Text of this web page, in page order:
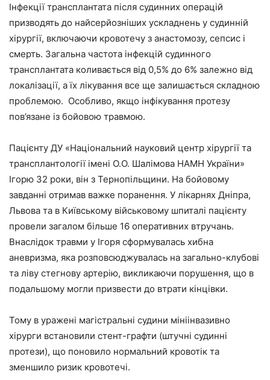
Інфекції трансплантата після судинних операцій
призводять до найсерйозніших ускладнень у судинній
хірургії, включаючи кровотечу з анастомозу, сепсис і
смерть. Загальна частота інфекцій судинного
трансплантата коливається від 0,5% до 6% залежно від
локалізації, а їх лікування все ще залишається складною
проблемою. Особливо, якщо інфікування протезу
пов’язане із бойовою травмою.
Пацієнту ДУ «Національний науковий центр хірургії та
трансплантології імені О.О. Шалімова НАМН України»
Ігорю 32 роки, він з Тернопільщини. На бойовому
завданні отримав важке поранення. У лікарнях Дніпра,
Львова та в Київському військовому шпиталі пацієнту
провели загалом більше 16 оперативних втручань.
Внаслідок травми у Ігоря сформувалась хибна
аневризма, яка розповсюджувалась на загально-клубові
та ліву стегнову артерію, викликаючи порушення, що в
подальшому могли призвести до втрати кінцівки.
Тому в уражені магістральні судини мініінвазивно
хірурги встановили стент-графти (штучні судинні
протези), що поновило нормальний кровотік та
зменшило ризик кровотечі.